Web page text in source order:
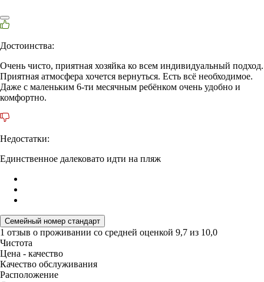
Достоинства:
Очень чисто, приятная хозяйка ко всем индивидуальный подход.
Приятная атмосфера хочется вернуться. Есть всё необходимое.
Даже с маленьким 6-ти месячным ребёнком очень удобно и
комфортно.
Недостатки:
Единственное далековато идти на пляж
Семейный номер стандарт
1 отзыв о проживании со средней оценкой 9,7 из 10,0
Чистота
Цена - качество
Качество обслуживания
Расположение